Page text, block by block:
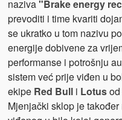
naziva"Brake energy
prevoditi i time kvariti
se ukratko u tom nazivu
energije dobivene za
performanse i potrošnju
sistem već prije viđen u
ekipeRed Bulli Lotus
Mjenjački sklop je